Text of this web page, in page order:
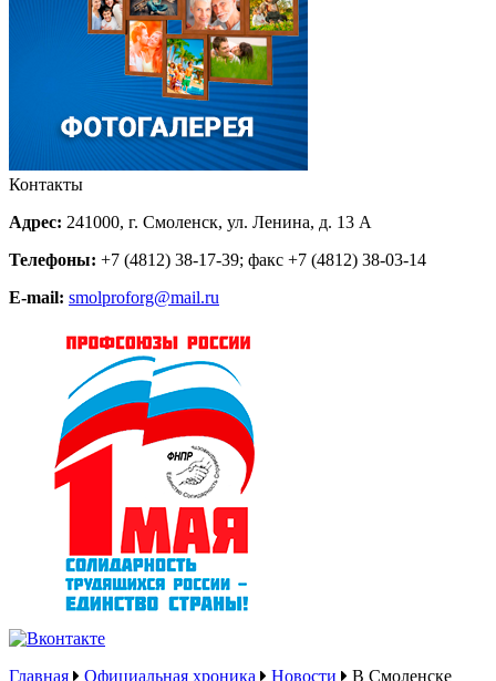
Контакты
Адрес: 241000, г. Смоленск, ул. Ленина, д. 13 А
Телефоны: +7 (4812) 38-17-39; факс +7 (4812) 38-03-14
E-mail: smolproforg@mail.ru
Главная Официальная хроника Новости
В Смоленске